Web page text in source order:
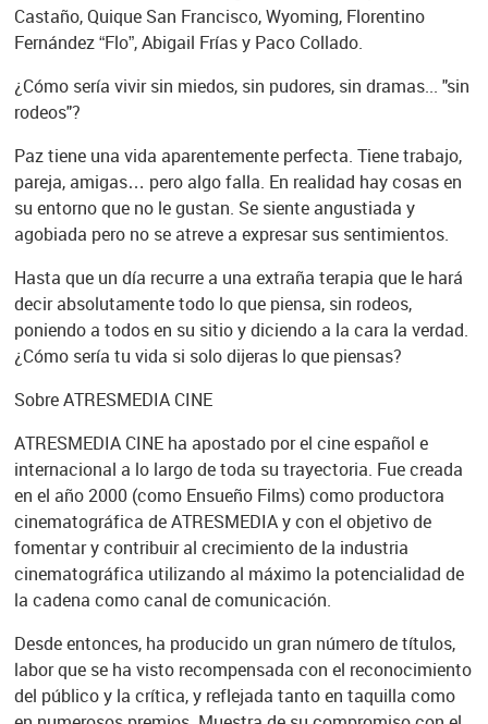
Castaño, Quique San Francisco, Wyoming, Florentino
Fernández “Flo”, Abigail Frías y Paco Collado.
¿Cómo sería vivir sin miedos, sin pudores, sin dramas... "sin
rodeos"?
Paz tiene una vida aparentemente perfecta. Tiene trabajo,
pareja, amigas… pero algo falla. En realidad hay cosas en
su entorno que no le gustan. Se siente angustiada y
agobiada pero no se atreve a expresar sus sentimientos.
Hasta que un día recurre a una extraña terapia que le hará
decir absolutamente todo lo que piensa, sin rodeos,
poniendo a todos en su sitio y diciendo a la cara la verdad.
¿Cómo sería tu vida si solo dijeras lo que piensas?
Sobre ATRESMEDIA CINE
ATRESMEDIA CINE ha apostado por el cine español e
internacional a lo largo de toda su trayectoria. Fue creada
en el año 2000 (como Ensueño Films) como productora
cinematográfica de ATRESMEDIA y con el objetivo de
fomentar y contribuir al crecimiento de la industria
cinematográfica utilizando al máximo la potencialidad de
la cadena como canal de comunicación.
Desde entonces, ha producido un gran número de títulos,
labor que se ha visto recompensada con el reconocimiento
del público y la crítica, y reflejada tanto en taquilla como